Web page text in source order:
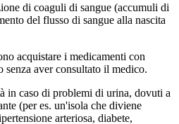
di coaguli di sangue (accumuli di
del flusso di sangue alla nascita
acquistare i medicamenti con
aver consultato il medico.
in caso di problemi di urina, dovuti a
(per es. un'isola che diviene
arteriosa, diabete,